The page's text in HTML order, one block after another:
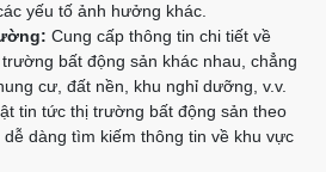
yếu tố ảnh hưởng khác.
Cung cấp thông tin chi tiết về
bất động sản khác nhau, chẳng
cư, đất nền, khu nghỉ dưỡng, v.v.
tin tức thị trường bất động sản theo
dàng tìm kiếm thông tin về khu vực